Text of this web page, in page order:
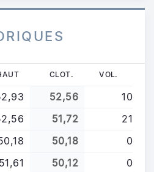
CLOT. VOL.
52,56
10
51,72
21
50,18
0
51,61 50,12
0